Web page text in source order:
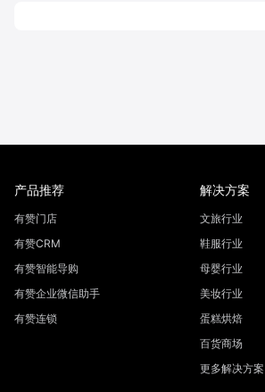
产品推荐
有赞门店
有赞CRM
有赞智能导购
有赞企业微信助手
有赞连锁
解决方案
文旅行业
鞋服行业
母婴行业
美妆行业
蛋糕烘焙
百货商场
更多解决方案